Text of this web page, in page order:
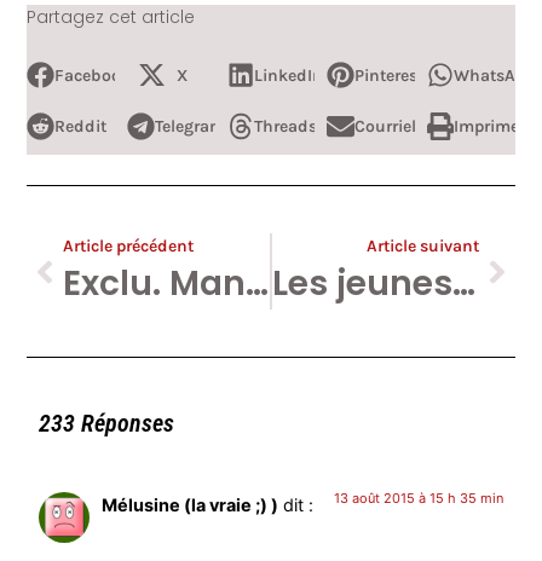
Partagez cet article
Facebook X LinkedIn Pinterest WhatsApp
Reddit Telegram Threads Courriel Imprimer
Article précédent
Exclu. Manifiesta : le PTB invite Médine, quenelliste assumé — MAJ
Article suivant
Les jeunes PTB aiment Kim Jong Il !
233 Réponses
Mélusine (la vraie ;) ) dit : 13 août 2015 à 15 h 35 min